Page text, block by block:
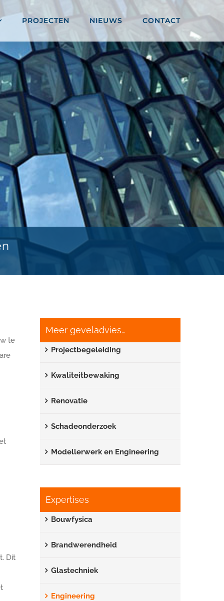
PROJECTEN NIEUWS CONTACT
te
Dit
Meer geveladvies…
Projectbegeleiding
Kwaliteitbewaking
Renovatie
Schadeonderzoek
Modellerwerk en Engineering
Expertises
Bouwfysica
Brandwerendheid
Glastechniek
Engineering